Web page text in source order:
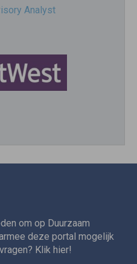
Analyst
om op Duurzaam
deze portal mogelijk
Klik hier!